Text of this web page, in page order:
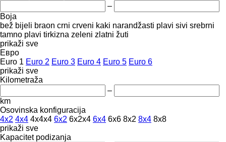
–
Boja
bež bijeli braon crni crveni kaki narandžasti plavi sivi srebrni
tamno plavi tirkizna zeleni zlatni žuti
prikaži sve
Евро
Euro 1 Euro 2 Euro 3 Euro 4 Euro 5 Euro 6
prikaži sve
Kilometraža
–
km
Osovinska konfiguracija
4x2 4x4 4x4x4 6x2 6x2x4 6x4 6x6 8x2 8x4 8x8
prikaži sve
Kapacitet podizanja